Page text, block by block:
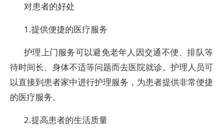
对患者的好处
1.提供便捷的医疗服务
护理上门服务可以避免老年人因交通不便、排队等
待时间长、身体不适等问题而去医院就诊。护理人员可
以直接到患者家中进行护理服务，为患者提供非常便捷
的医疗服务。
2.提高患者的生活质量